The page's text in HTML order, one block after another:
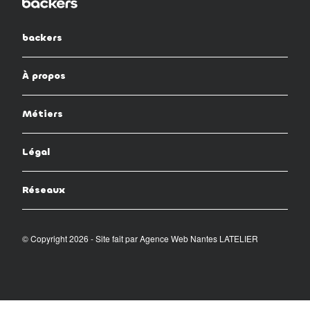
backers
À propos
Métiers
Légal
Réseaux
© Copyright 2026 - Site fait parAgence Web Nantes LATELIER